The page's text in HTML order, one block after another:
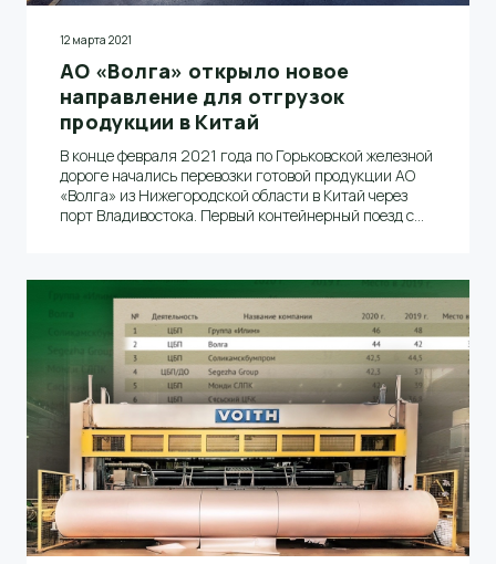
12 марта 2021
АО «Волга» открыло новое
направление для отгрузок
продукции в Китай
В конце февраля 2021 года по Горьковской железной
дороге начались перевозки готовой продукции АО
«Волга» из Нижегородской области в Китай через
порт Владивостока. Первый контейнерный поезд с
сообщил заместитель генерального директора по
транспорту и логистике Алексей Полянский.